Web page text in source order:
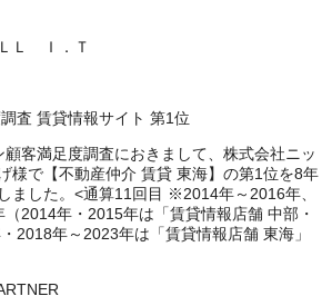
Ｌ Ｉ．Ｔ
客満足度調査におきまして、株式会社ニッ
様で【不動産仲介 賃貸 東海】の第1位を8年
ました。<通算11回目 ※2014年～2016年、
2014年・2015年は「賃貸情報店舗 中部・
2018年～2023年は「賃貸情報店舗 東海」